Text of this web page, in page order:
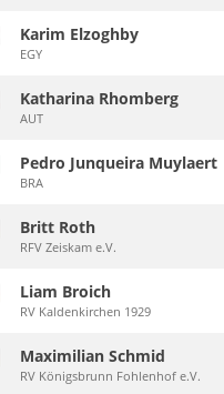
Karim Elzoghby
EGY
Katharina Rhomberg
AUT
Pedro Junqueira Muylaert
BRA
Britt Roth
RFV Zeiskam e.V.
Liam Broich
RV Kaldenkirchen 1929
Maximilian Schmid
RV Königsbrunn Fohlenhof e.V.